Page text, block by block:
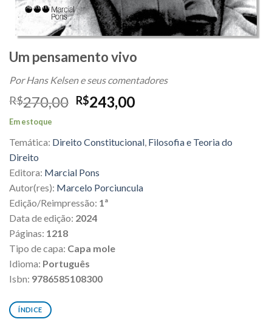
Um pensamento vivo
Por Hans Kelsen e seus comentadores
R$270,00 O
era:
R$243,00O
é:
Em estoque
Temática: Direito Constitucional, Filosofia e Teoria do
Direito
Editora: Marcial Pons
Autor(res): Marcelo Porciuncula
Edição/Reimpressão: 1ª
Data de edição: 2024
Páginas: 1218
Tipo de capa: Capa mole
Idioma: Português
Isbn: 9786585108300
ÍNDICE